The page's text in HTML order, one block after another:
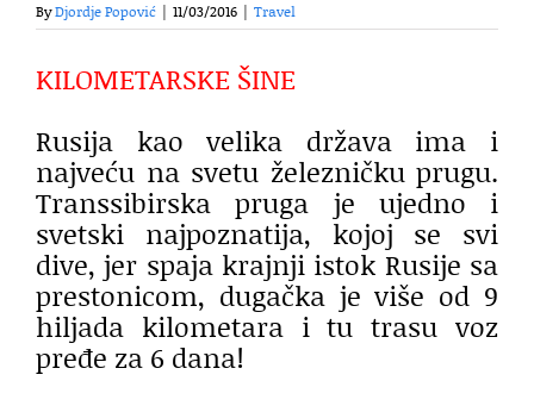
ByDjordje Popović 11/03/2016 Travel
KILOMETARSKE ŠINE
Rusija kao velika država ima i
najveću na svetu železničku prugu.
Transsibirska pruga je ujedno i
svetski najpoznatija, kojoj se svi
dive, jer spaja krajnji istok Rusije sa
prestonicom, dugačka je više od 9
hiljada kilometara i tu trasu voz
pređe za 6 dana!